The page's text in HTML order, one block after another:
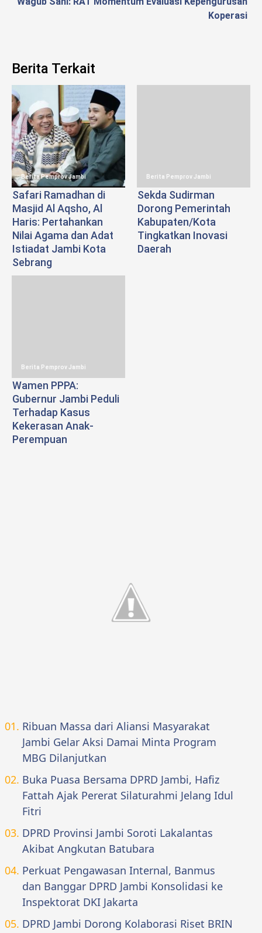
Koperasi
Berita Terkait
Berita Pemprov Jambi
Safari Ramadhan di
Masjid Al Aqsho, Al
Haris: Pertahankan
Nilai Agama dan Adat
Istiadat Jambi Kota
Sebrang
Berita Pemprov Jambi
Sekda Sudirman
Dorong Pemerintah
Kabupaten/Kota
Tingkatkan Inovasi
Daerah
Berita Pemprov Jambi
Wamen PPPA:
Gubernur Jambi Peduli
Terhadap Kasus
Kekerasan Anak-
Perempuan
Ribuan Massa dari Aliansi Masyarakat
Jambi Gelar Aksi Damai Minta Program
MBG Dilanjutkan
Buka Puasa Bersama DPRD Jambi, Hafiz
Fattah Ajak Pererat Silaturahmi Jelang Idul
Fitri
DPRD Provinsi Jambi Soroti Lakalantas
Akibat Angkutan Batubara
Perkuat Pengawasan Internal, Banmus
dan Banggar DPRD Jambi Konsolidasi ke
Inspektorat DKI Jakarta
DPRD Jambi Dorong Kolaborasi Riset BRIN